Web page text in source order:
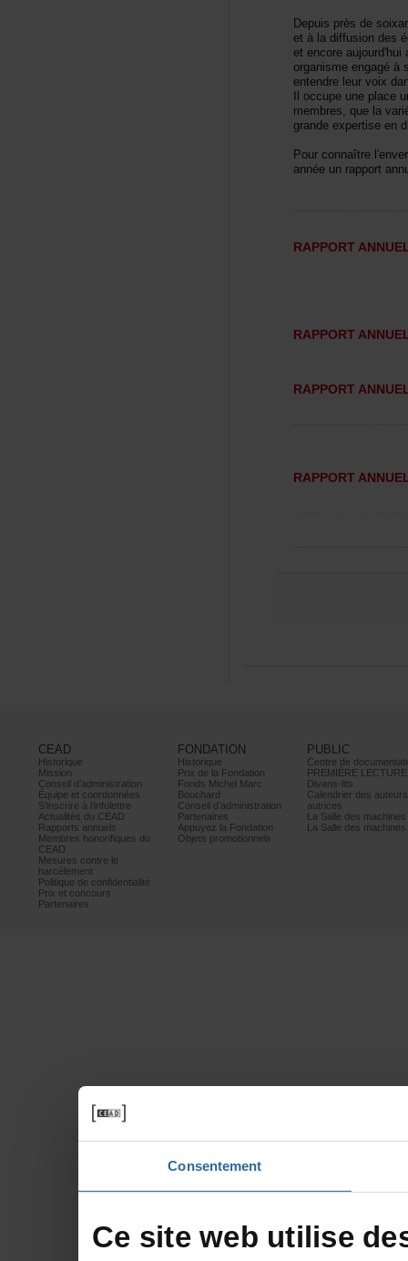
Consentement
CEAD
Historique
Mission
Conseild’administration
Équipeetcoordonnées
S’inscrireàl’infolettre
ActualitésduCEAD
Rapportsannuels
Membreshonorifiquesdu
CEAD
Mesurescontrele
harcèlement
Politiquedeconfidentialité
Prixetconcours
Partenaires
FONDATION
Historique
PrixdelaFondation
FondsMichelMarc
Bouchard
Conseild’administration
Partenaires
AppuyezlaFondation
Objetspromotionnels
PUBLIC
PREMIÈRELECTURE
Divans-lits
autrices